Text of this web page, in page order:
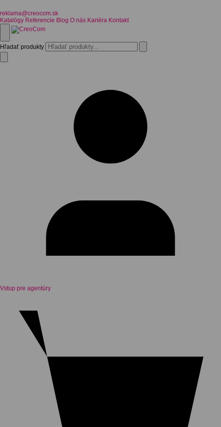
reklama@creocom.sk
Katalógy Referencie Blog O nás Kariéra Kontakt
Hľadať produkty
Vstup pre agentúry